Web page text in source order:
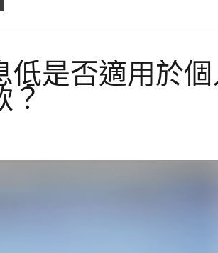
低是否適用於
？